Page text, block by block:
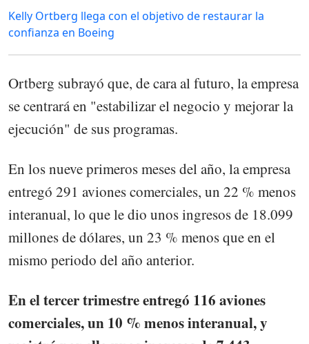
Kelly Ortberg llega con el objetivo de restaurar la
confianza en Boeing
Ortberg subrayó que, de cara al futuro, la empresa
se centrará en "estabilizar el negocio y mejorar la
ejecución" de sus programas.
En los nueve primeros meses del año, la empresa
entregó 291 aviones comerciales, un 22 % menos
interanual, lo que le dio unos ingresos de 18.099
millones de dólares, un 23 % menos que en el
mismo periodo del año anterior.
En el tercer trimestre entregó 116 aviones
comerciales, un 10 % menos interanual, y